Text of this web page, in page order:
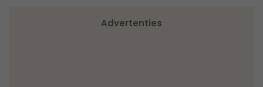
Advertenties